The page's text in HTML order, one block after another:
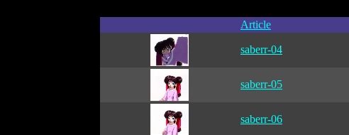
Article
saberr-04
saberr-05
saberr-06